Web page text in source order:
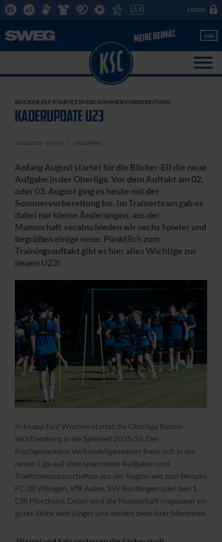
LOGIN
Jobs
BLICKER-ELF STARTET IN DIE SOMMERVORBEREITUNG
KADERUPDATE U23
30.06.2025 - 15:54 h AKADEMIE
Anfang August startet für die Blicker-Elf die neue
Aufgabe in der Oberliga. Vor dem Auftakt am 02.
oder 03. August ging es heute mit der
Sommervorbereitung los. Im Trainerteam gab es
dabei nur kleine Änderungen, aus der
Mannschaft verabschieden wir sechs Spieler und
begrüßen einige neue. Pünktlich zum
Trainingsauftakt gibt es hier alles Wichtige zur
neuen U23!
In knapp fünf Wochen startet die Oberliga Baden-
Württemberg in die Spielzeit 2025/26. Der
frischgebackene Verbandsligameister freut sich in der
neuen Liga auf viele spannende Aufgaben und
Traditionsmannschaften aus der Region wie zum Beispiel
FC 08 Villingen, VfR Aalen, SSV Reutlingen oder den 1.
CfR Pforzheim. Dabei wird die Mannschaft insgesamt ein
gutes Stück weit jünger und verliert zwei ihrer Mentoren.